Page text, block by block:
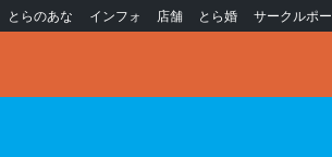
とらのあな インフォ 店舗 とら婚 サークルポ